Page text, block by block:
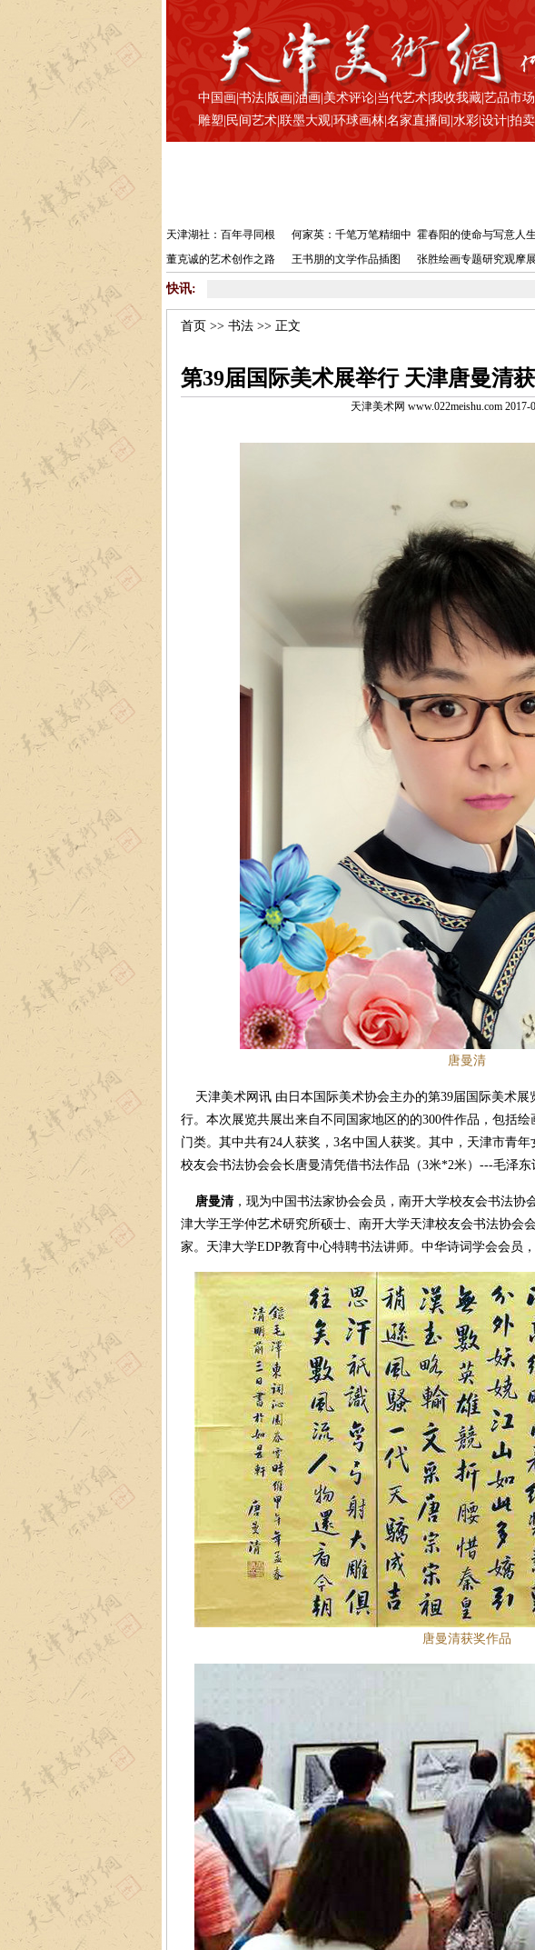
中国画 书法| 版画 油画 |美术评论| 当代艺术| 我收我藏| 艺品市场
雕塑 民间艺术| 联墨大观| 环球画林| 名家直播间 水彩| 设计| 拍卖|
天津湖社：百年寻同根 何家英：千笔万笔精细中 霍春阳的使命与写意人生
董克诚的艺术创作之路
王书朋的文学作品插图 张胜绘画专题研究观摩展
快讯: 艺术市
首页 >> 书法>> 正文
第39届国际美术展举行 天津唐曼清
天津美术网 www.022meishu.com 2017-
唐曼清
天津美术网讯 由日本国际美术协会主办的第39届国际美术展
行。本次展览共展出来自不同国家地区的的300件作品，包括
门类。其中共有24人获奖，3名中国人获奖。其中，天津市青
校友会书法协会会长唐曼清凭借书法作品（3米*2米）---毛泽东
唐曼清，现为中国书法家协会会员，南开大学校友会书法协
津大学王学仲艺术研究所硕士、南开大学天津校友会书法协会
家。天津大学EDP教育中心特聘书法讲师。中华诗词学会会员
唐曼清获奖作品